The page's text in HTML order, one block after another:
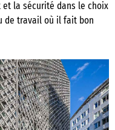
et la sécurité dans le choix
de travail où il fait bon